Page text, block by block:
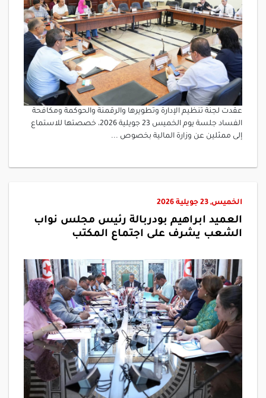
عقدت لجنة تنظيم الإدارة وتطويرها والرقمنة والحوكمة ومكافحة
الفساد جلسة يوم الخميس 23 جويلية 2026، خصصتها للاستماع
إلى ممثلين عن وزارة المالية بخصوص ...
الخميس, 23 جويلية 2026
العميد ابراهيم بودربالة رئيس مجلس نواب
الشعب يشرف على اجتماع المكتب